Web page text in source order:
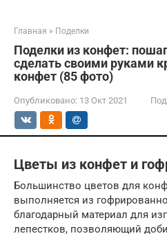
Главная » Поделки
Поделки из конфет:
сделать своими руками
конфет (85 фото)
Опубликовано: 13 Окт 2021
Цветы из конфет и
Большинство цветов для
выполняется из
благодарный материал для
лепестков, позволяющий